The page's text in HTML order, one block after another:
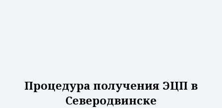
Процедура получения ЭЦП в
Северодвинске